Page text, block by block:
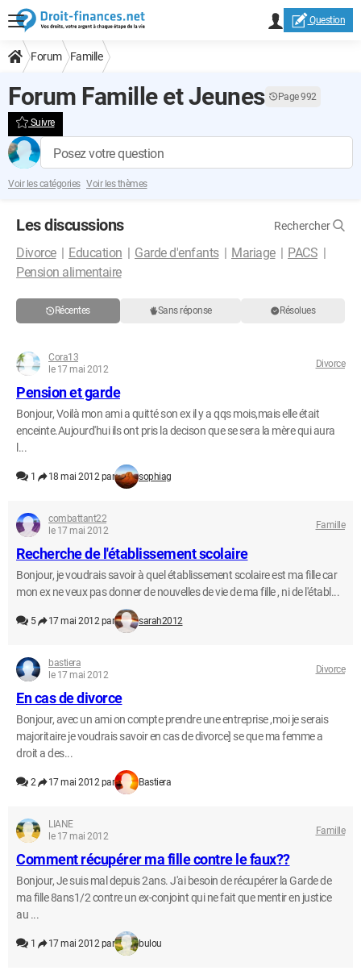
Question
Forum Famille
Forum Famille et Jeunes Page 992
Suivre
Posez votre question
Voir les catégories Voir les thèmes
Les discussions Rechercher
Divorce Education Garde d'enfants Mariage
PACS
Pension alimentaire
Récentes Sans réponse Résolues
Cora13
le 17 mai 2012
Divorce
Pension et garde
Bonjour, Voilà mon ami a quitté son ex il y a qqs mois,mais elle était
enceinte.Aujourd'hui ils ont pris la decison que se sera la mère qui aura
l...
1 18 mai 2012 par sophiag
combattant22
le 17 mai 2012
Famille
Recherche de l'établissement scolaire
Bonjour, je voudrais savoir à quel établissement scolaire est ma fille car
mon ex ne veux pas donner de nouvelles de vie de ma fille , ni de l'établ...
5 17 mai 2012 par sarah2012
bastiera
le 17 mai 2012
Divorce
En cas de divorce
Bonjour, avec un ami on compte prendre une entreprise ,moi je serais
majoritaire je voudrais savoir en cas de divorce] se que ma femme a
droit a des...
2 17 mai 2012 par Bastiera
LIANE
le 17 mai 2012
Famille
Comment récupérer ma fille contre le faux??
Bonjour, Je suis mal depuis 2ans. J'ai besoin de récupérer la Garde de
ma fille 8ans1/2 contre un ex-conjoint qui ne fait que mentir en justice
au ...
1 17 mai 2012 par bulou